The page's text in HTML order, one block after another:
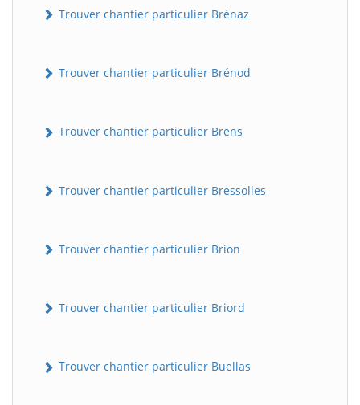
Trouver chantier particulier Brénaz
Trouver chantier particulier Brénod
Trouver chantier particulier Brens
Trouver chantier particulier Bressolles
Trouver chantier particulier Brion
Trouver chantier particulier Briord
Trouver chantier particulier Buellas